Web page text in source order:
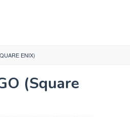
ENIX)
(Square